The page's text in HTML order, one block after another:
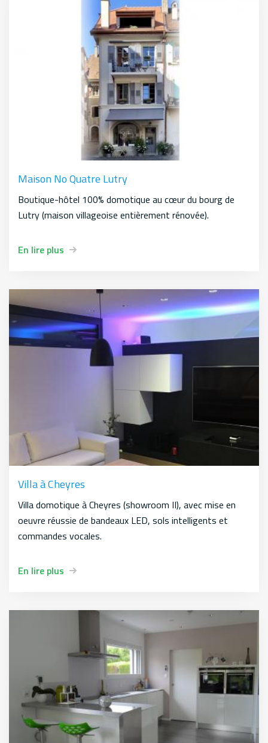
Maison No Quatre Lutry
Boutique-hôtel 100% domotique au cœur du bourg de
Lutry (maison villageoise entièrement rénovée).
En lire plus
Villa à Cheyres
Villa domotique à Cheyres (showroom II), avec mise en
oeuvre réussie de bandeaux LED, sols intelligents et
commandes vocales.
En lire plus